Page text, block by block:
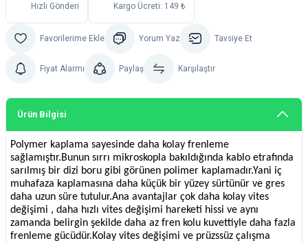
Hızlı Gönderi Kargo Ücreti: 149 ₺
Yorum Yaz Tavsiye Et
Fiyat Alarmı Paylaş Karşılaştır
Ürün Bilgisi
Polymer kaplama sayesinde daha kolay frenleme
sağlamıştır.Bunun sırrı mikroskopla bakıldığında kablo etrafında
sarılmış bir dizi boru gibi görünen polimer kaplamadır.Yani iç
muhafaza kaplamasına daha küçük bir yüzey sürtünür ve gres
daha uzun süre tutulur.Ana avantajlar çok daha kolay vites
değişimi , daha hızlı vites değişimi hareketi hissi ve aynı
zamanda belirgin şekilde daha az fren kolu kuvettiyle daha fazla
frenleme gücüdür.Kolay vites değişimi ve prüzssüz çalışma